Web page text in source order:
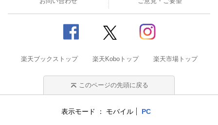
楽天ブックストップ 楽天Koboトップ 楽天市場トップ
このページの先頭に戻る
表示モード モバイル PC